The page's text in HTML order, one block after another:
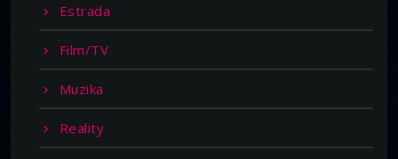
Estrada
Film/TV
Muzika
Reality